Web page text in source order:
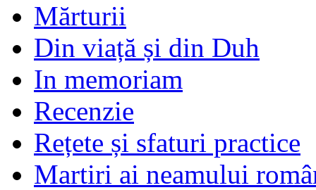
Mărturii
Din viață și din Duh
In memoriam
Recenzie
Rețete și sfaturi practice
Martiri ai neamului